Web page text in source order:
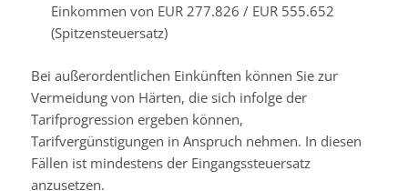
Einkommen von EUR 277.826 / EUR 555.652
(Spitzensteuersatz)
Bei außerordentlichen Einkünften können Sie zur
Vermeidung von Härten, die sich infolge der
Tarifprogression ergeben können,
Tarifvergünstigungen in Anspruch nehmen. In diesen
Fällen ist mindestens der Eingangssteuersatz
anzusetzen.